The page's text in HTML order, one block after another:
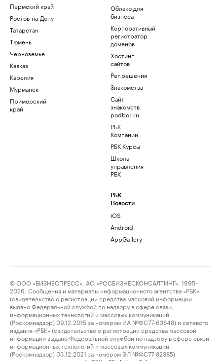
Пермский край
Ростов-на-Дону
Татарстан
Тюмень
Черноземье
Кавказ
Карелия
Мурманск
Приморский
край
Облако для
бизнеса
Корпоративный
регистратор
доменов
Хостинг
сайтов
Рег.решения
Знакомства
Сайт
знакомств
podbor.ru
РБК
Компании
РБК Курсы
Школа
управления
РБК
РБК
Новости
iOS
Android
AppGallery
© ООО «БИЗНЕСПРЕСС», АО «РОСБИЗНЕСКОНСАЛТИНГ», 1995–
2026. Сообщения и материалы информационного агентства «РБК»
(свидетельство о регистрации средства массовой информации
выдано Федеральной службой по надзору в сфере связи,
информационных технологий и массовых коммуникаций
(Роскомнадзор) 09.12.2015 за номером ИА №ФС77-63848) и сетевого
издания «РБК» (свидетельство о регистрации средства массовой
информации выдано Федеральной службой по надзору в сфере связи,
информационных технологий и массовых коммуникаций
(Роскомнадзор) 03.12.2021 за номером ЭЛ №ФС77-82385)